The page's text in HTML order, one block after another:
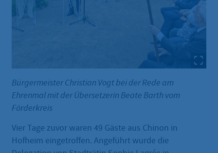
Bürgermeister Christian Vogt bei der Rede am
Ehrenmal mit der Übersetzerin Beate Barth vom
Förderkreis
Vier Tage zuvor waren 49 Gäste aus Chinon in
Hofheim eingetroffen. Angeführt wurde die